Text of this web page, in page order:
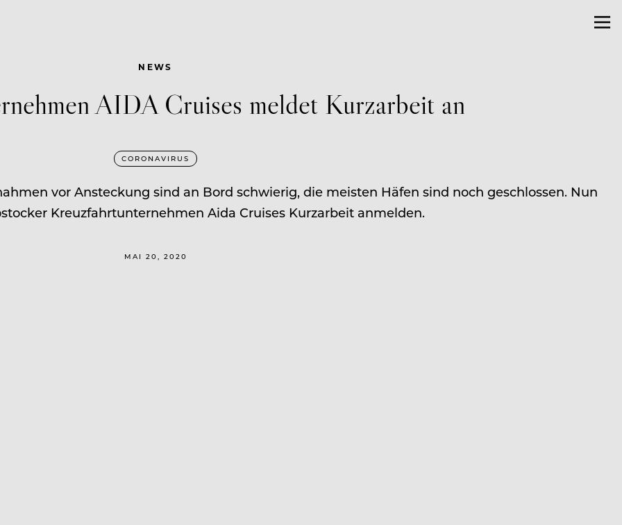
NEWS
AIDA Cruises meldet Kurzarbeit an
CORONAVIRUS
vor Ansteckung sind an Bord schwierig, die meisten Häfen sind noch geschlossen. Nun
Kreuzfahrtunternehmen Aida Cruises Kurzarbeit anmelden.
MAI 20, 2020